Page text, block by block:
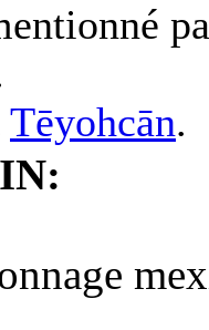
Tēyohcān.